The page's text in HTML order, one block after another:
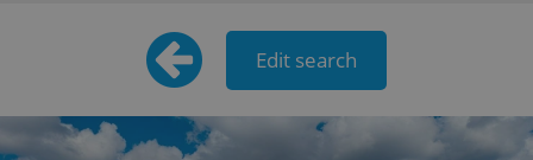
Edit search